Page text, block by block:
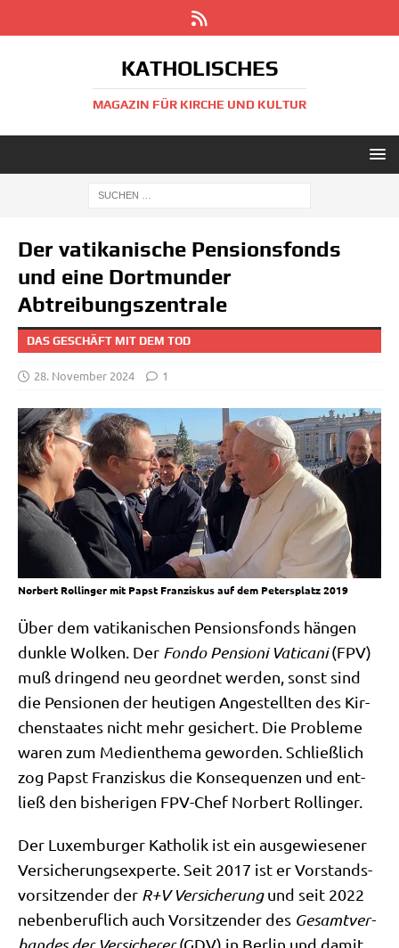
KATHOLISCHES
MAGAZIN FÜR KIRCHE UND KULTUR
Der vatikanische Pensionsfonds
und eine Dortmunder
Abtreibungszentrale
DAS GESCHÄFT MIT DEM TOD
28. November 2024 1
Norbert Rollinger mit Papst Franziskus auf dem Petersplatz 2019
Über dem vati­ka­ni­schen Pen­si­ons­fonds hän­gen
dunk­le Wol­ken. Der Fon­do Pen­sio­ni Vati­ca­ni(FPV)
muß drin­gend neu geord­net wer­den, sonst sind
die Pen­sio­nen der heu­ti­gen Ange­stell­ten des Kir­
chen­staa­tes nicht mehr gesi­chert. Die Pro­ble­me
waren zum Medi­en­the­ma gewor­den. Schließ­lich
zog Papst Fran­zis­kus die Kon­se­quen­zen und ent­
ließ den bis­he­ri­gen FPV-Chef Nor­bert Rollinger.
Der Luxem­bur­ger Katho­lik ist ein aus­ge­wie­se­ner
Ver­si­che­rungs­exper­te. Seit 2017 ist er Vor­stands­
vor­sit­zen­der der R+V Ver­si­che­rungund seit 2022
neben­be­ruf­lich auch Vor­sit­zen­der des Gesamt­ver­
(GDV) in Ber­lin und damit